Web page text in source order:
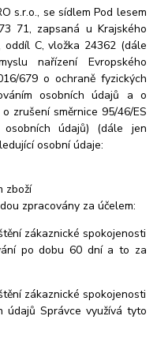
s.r.o., se sídlem Pod lesem
71, zapsaná u Krajského
oddíl C, vložka 24362 (dále
nařízení Evropského
679 o ochraně fyzických
osobních údajů a o
zrušení směrnice 95/46/ES
údajů) (dále jen
osobní údaje:
zboží
zpracovány za účelem:
zákaznické spokojenosti
po dobu 60 dní a to za
zákaznické spokojenosti
údajů Správce využívá tyto